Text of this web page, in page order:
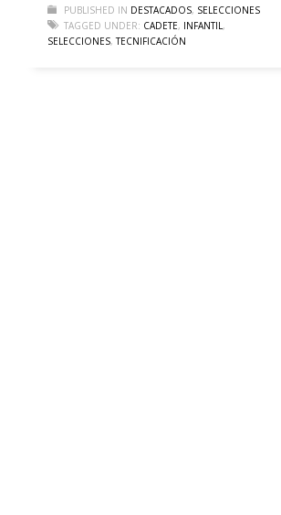
PUBLISHED IN DESTACADOS, SELECCIONES
TAGGED UNDER: CADETE, INFANTIL,
SELECCIONES,TECNIFICACIÓN